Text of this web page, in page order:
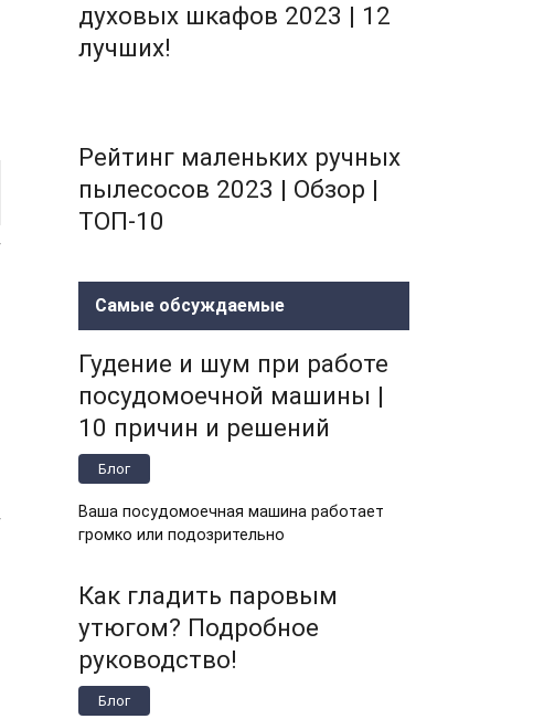
духовых шкафов 2023 | 12
лучших!
Рейтинг маленьких ручных
пылесосов 2023 | Обзор |
ТОП-10
Самые обсуждаемые
Гудение и шум при работе
посудомоечной машины |
10 причин и решений
Блог
Ваша посудомоечная машина работает
громко или подозрительно
Как гладить паровым
утюгом? Подробное
руководство!
Блог